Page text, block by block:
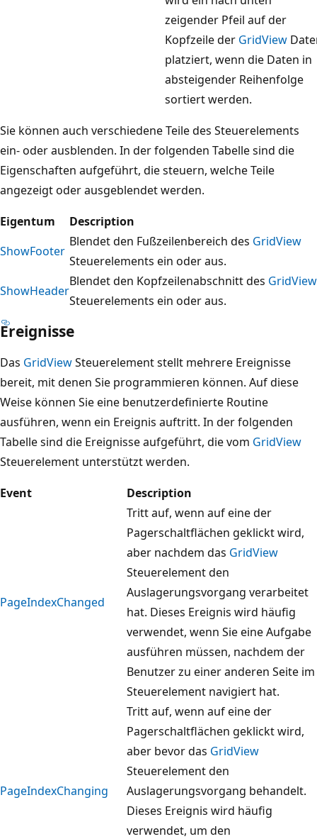
zeigender Pfeil auf der
Kopfzeile der GridView
platziert, wenn die Daten in
absteigender Reihenfolge
sortiert werden.
Sie können auch verschiedene Teile des Steuerelements
ein- oder ausblenden. In der folgenden Tabelle sind die
Eigenschaften aufgeführt, die steuern, welche Teile
angezeigt oder ausgeblendet werden.
Eigentum
Description
ShowFooter
Blendet den Fußzeilenbereich des GridView
Steuerelements ein oder aus.
ShowHeader
Blendet den Kopfzeilenabschnitt des GridView
Steuerelements ein oder aus.
Ereignisse
Das GridViewSteuerelement stellt mehrere Ereignisse
bereit, mit denen Sie programmieren können. Auf diese
Weise können Sie eine benutzerdefinierte Routine
ausführen, wenn ein Ereignis auftritt. In der folgenden
Tabelle sind die Ereignisse aufgeführt, die vom GridView
Steuerelement unterstützt werden.
Event
Description
PageIndexChanged
Tritt auf, wenn auf eine der
Pagerschaltflächen geklickt wird,
aber nachdem das GridView
Steuerelement den
Auslagerungsvorgang verarbeitet
hat. Dieses Ereignis wird häufig
verwendet, wenn Sie eine Aufgabe
ausführen müssen, nachdem der
Benutzer zu einer anderen Seite im
Steuerelement navigiert hat.
PageIndexChanging
Tritt auf, wenn auf eine der
Pagerschaltflächen geklickt wird,
aber bevor das GridView
Steuerelement den
Auslagerungsvorgang behandelt.
Dieses Ereignis wird häufig
verwendet, um den